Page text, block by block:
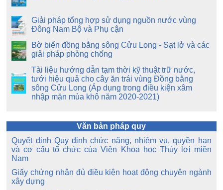
Giải pháp tổng hợp sử dụng nguồn nước vùng
Đông Nam Bộ và Phụ cận
Bờ biển đồng bằng sông Cửu Long - Sạt lở và các
giải pháp phòng chống
Tài liệu hướng dẫn tạm thời kỹ thuật trữ nước,
tưới hiệu quả cho cây ăn trái vùng Đồng bằng
sông Cửu Long (Áp dụng trong điều kiện xâm
nhập mặn mùa khô năm 2020-2021)
Văn bản pháp quy
Quyết định Quy định chức năng, nhiệm vụ, quyền hạn
và cơ cấu tổ chức của Viện Khoa học Thủy lợi miền
Nam
Giấy chứng nhận đủ điều kiện hoạt động chuyên ngành
xây dựng